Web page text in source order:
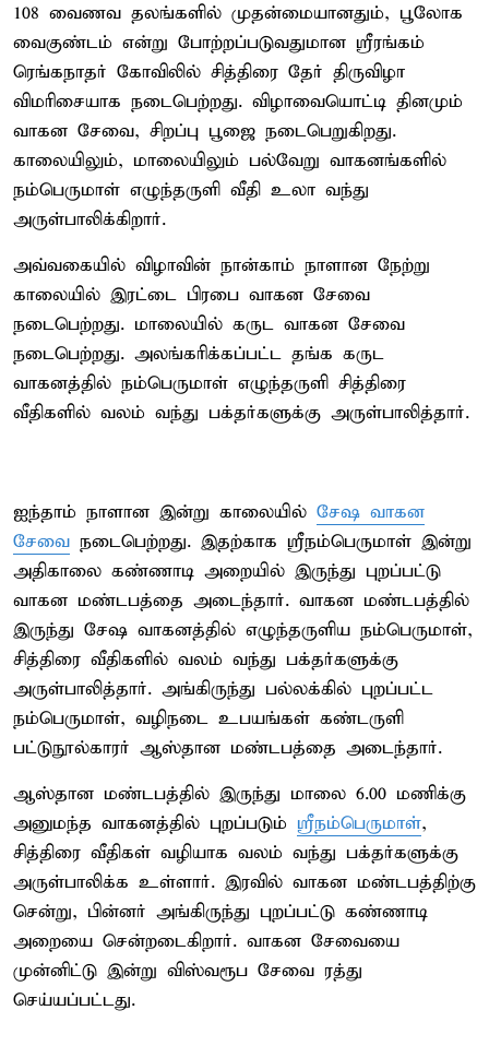
108 வைணவ தலங்களில் முதன்மையானதும், பூலோக
வைகுண்டம் என்று போற்றப்படுவதுமான ஸ்ரீரங்கம்
ரெங்கநாதர் கோவிலில் சித்திரை தேர் திருவிழா
விமரிசையாக நடைபெற்றது. விழாவையொட்டி தினமும்
வாகன சேவை, சிறப்பு பூஜை நடைபெறுகிறது.
காலையிலும், மாலையிலும் பல்வேறு வாகனங்களில்
நம்பெருமாள் எழுந்தருளி வீதி உலா வந்து
அருள்பாலிக்கிறார்.
அவ்வகையில் விழாவின் நான்காம் நாளான நேற்று
காலையில் இரட்டை பிரபை வாகன சேவை
நடைபெற்றது. மாலையில் கருட வாகன சேவை
நடைபெற்றது. அலங்கரிக்கப்பட்ட தங்க கருட
வாகனத்தில் நம்பெருமாள் எழுந்தருளி சித்திரை
வீதிகளில் வலம் வந்து பக்தர்களுக்கு அருள்பாலித்தார்.
ஐந்தாம் நாளான இன்று காலையில் சேஷ வாகன
சேவை நடைபெற்றது. இதற்காக ஸ்ரீநம்பெருமாள் இன்று
அதிகாலை கண்ணாடி அறையில் இருந்து புறப்பட்டு
வாகன மண்டபத்தை அடைந்தார். வாகன மண்டபத்தில்
இருந்து சேஷ வாகனத்தில் எழுந்தருளிய நம்பெருமாள்,
சித்திரை வீதிகளில் வலம் வந்து பக்தர்களுக்கு
அருள்பாலித்தார். அங்கிருந்து பல்லக்கில் புறப்பட்ட
நம்பெருமாள், வழிநடை உபயங்கள் கண்டருளி
பட்டுநூல்காரர் ஆஸ்தான மண்டபத்தை அடைந்தார்.
ஆஸ்தான மண்டபத்தில் இருந்து மாலை 6.00 மணிக்கு
அனுமந்த வாகனத்தில் புறப்படும் ஸ்ரீநம்பெருமாள்,
சித்திரை வீதிகள் வழியாக வலம் வந்து பக்தர்களுக்கு
அருள்பாலிக்க உள்ளார். இரவில் வாகன மண்டபத்திற்கு
சென்று, பின்னர் அங்கிருந்து புறப்பட்டு கண்ணாடி
அறையை சென்றடைகிறார். வாகன சேவையை
முன்னிட்டு இன்று விஸ்வரூப சேவை ரத்து
செய்யப்பட்டது.